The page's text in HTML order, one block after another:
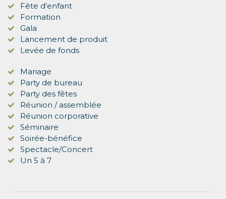
Fête d'enfant
Formation
Gala
Lancement de produit
Levée de fonds
Mariage
Party de bureau
Party des fêtes
Réunion / assemblée
Réunion corporative
Séminaire
Soirée-bénéfice
Spectacle/Concert
Un 5 à 7